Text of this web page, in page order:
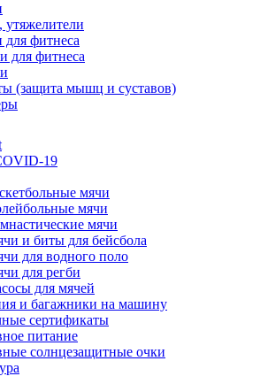
утяжелители
фитнеса
для фитнеса
(защита мышц и суставов)
19
мячи
мячи
мячи
и биты для бейсбола
для водного поло
для регби
для мячей
и багажники на машину
сертификаты
питание
солнцезащитные очки